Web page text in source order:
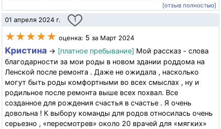
[отзыв полностью]
01 апреля 2024 г. 1
★★★★★ оценка: 5 за Март 2024
Кристина → [платное пребывание] Мой рассказ - слова
благодарности за мои роды в новом здании роддома на
Ленской после ремонта . Даже не ожидала , насколько
могут быть роды комфортными во всех смыслах , ну и
родильное после ремонта выше всех похвал. Все
созданное для рождения счастья в счастье . Я очень
довольна ! К выбору команды для родов относилась очень
серьезно , «пересмотрев» около 20 врачей для «мягких»